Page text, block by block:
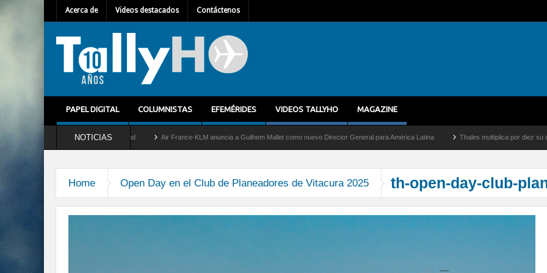
Acerca de Videos destacados Contáctenos
PAPEL DIGITAL COLUMNISTAS EFEMÉRIDES VIDEOS TALLYHO MAGAZINE
NOTICIAS
retira del servicio al C-2 Greyhound Air France-KLM anuncia a Guilhem Mallet como nuevo Director General para América Latina Thales multiplica por diez su
Home Open Day en el Club de Planeadores de Vitacura 2025 th-open-day-club-